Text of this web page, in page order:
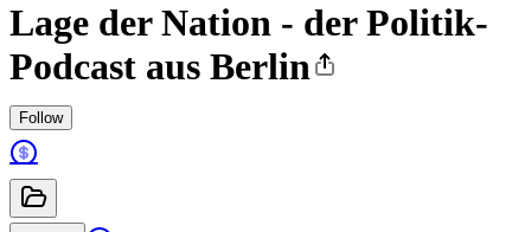
Lage der Nation - der Politik-
Podcast aus Berlin
Follow